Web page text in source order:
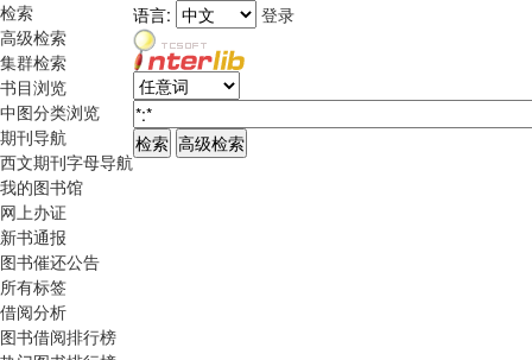
检索
高级检索
集群检索
书目浏览
中图分类浏览
期刊导航
西文期刊字母导航
我的图书馆
网上办证
新书通报
图书催还公告
所有标签
借阅分析
图书借阅排行榜
语言: 登录